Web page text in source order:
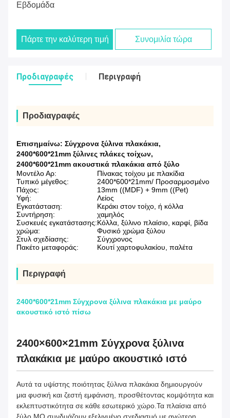
Εβδομάδα
Πάρτε την καλύτερη τιμή Συνομιλία τώρα
Προδιαγραφές Περιγραφή
Προδιαγραφές
Επισημαίνω: Σύγχρονα ξύλινα πλακάκια,
2400*600*21mm ξύλινες πλάκες τοίχων,
2400*600*21mm ακουστικά πλακάκια από ξύλο
Μοντέλο Αρ:
Πίνακας τοίχου με πλακίδια
Τυπικό μέγεθος:
2400*600*21mm/ Προσαρμοσμένο
Πάχος:
13mm ((MDF) + 9mm ((Pet)
Υφή:
Λείος
Εγκατάσταση:
Κεράκι στον τοίχο, ή κόλλα
Συντήρηση:
χαμηλός
Συσκευές εγκατάστασης:Κόλλα, ξύλινο πλαίσιο, καρφί, βίδα
χρώμα:
Φυσικό χρώμα ξύλου
Στυλ σχεδίασης:
Σύγχρονος
Πακέτο μεταφοράς:
Κουτί χαρτοφυλακίου, παλέτα
Περιγραφή
2400*600*21mm Σύγχρονα ξύλινα πλακάκια με μαύρο
ακουστικό ιστό πίσω
2400×600×21mm Σύγχρονα ξύλινα
πλακάκια με μαύρο ακουστικό ιστό
Αυτά τα υψίστης ποιότητας ξύλινα πλακάκια δημιουργούν
μια φυσική και ζεστή εμφάνιση, προσθέτοντας κομψότητα και
εκλεπτυστικότητα σε κάθε εσωτερικό χώρο.Τα πλαίσια από